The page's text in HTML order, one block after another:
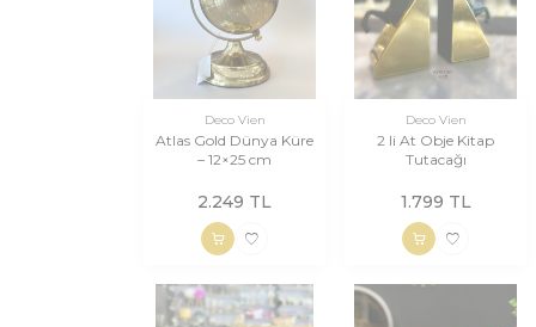
Deco Vien
Atlas Gold Dünya Küre
– 12×25 cm
2.249 TL
Deco Vien
2 li At Obje Kitap
Tutacağı
1.799 TL